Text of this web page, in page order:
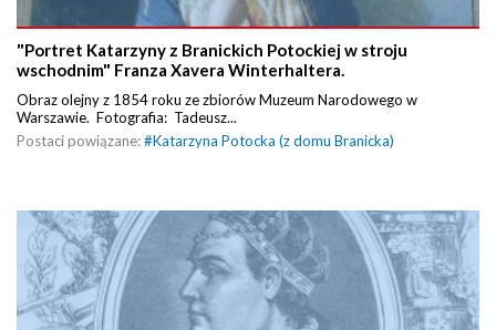
"Portret Katarzyny z Branickich Potockiej w stroju
wschodnim" Franza Xavera Winterhaltera.
Obraz olejny z 1854 roku ze zbiorów Muzeum Narodowego w
Warszawie. Fotografia: Tadeusz...
Postaci powiązane:#Katarzyna Potocka (z domu Branicka)